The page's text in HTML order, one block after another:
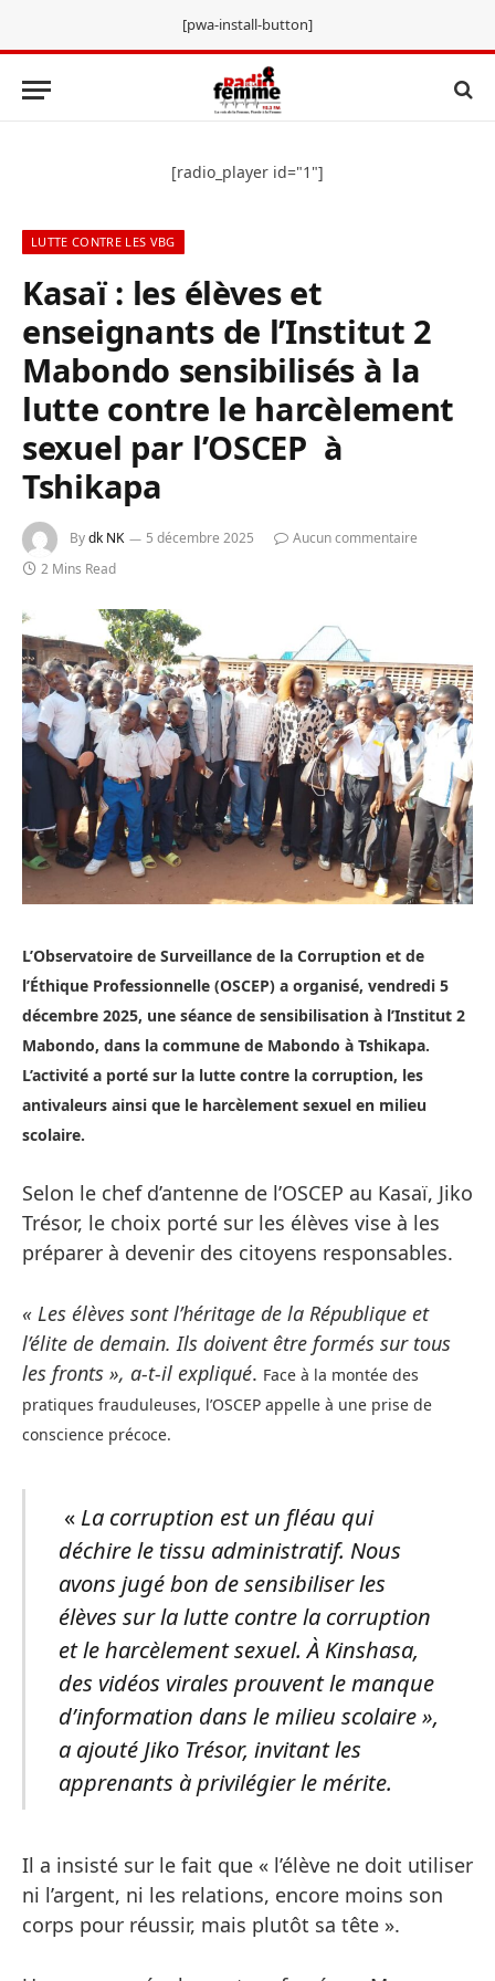
[pwa-install-button]
[radio_player id="1"]
LUTTE CONTRE LES VBG
Kasaï : les élèves et
enseignants de l’Institut 2
Mabondo sensibilisés à la
lutte contre le harcèlement
sexuel par l’OSCEP à
Tshikapa
Bydk NK 5 décembre 2025
Aucun commentaire
2 Mins Read
L’Observatoire de Surveillance de la Corruption et de
l’Éthique Professionnelle (OSCEP) a organisé, vendredi 5
décembre 2025, une séance de sensibilisation à l’Institut 2
Mabondo, dans la commune de Mabondo à Tshikapa.
L’activité a porté sur la lutte contre la corruption, les
antivaleurs ainsi que le harcèlement sexuel en milieu
scolaire.
Selon le chef d’antenne de l’OSCEP au Kasaï, Jiko
Trésor, le choix porté sur les élèves vise à les
préparer à devenir des citoyens responsables.
« Les élèves sont l’héritage de la République et
l’élite de demain. Ils doivent être formés sur tous
les fronts », a-t-il expliqué. Face à la montée des
pratiques frauduleuses, l’OSCEP appelle à une prise de
conscience précoce.
« La corruption est un fléau qui
déchire le tissu administratif. Nous
avons jugé bon de sensibiliser les
élèves sur la lutte contre la corruption
et le harcèlement sexuel. À Kinshasa,
des vidéos virales prouvent le manque
d’information dans le milieu scolaire »,
a ajouté Jiko Trésor, invitant les
apprenants à privilégier le mérite.
Il a insisté sur le fait que « l’élève ne doit utiliser
ni l’argent, ni les relations, encore moins son
corps pour réussir, mais plutôt sa tête ».